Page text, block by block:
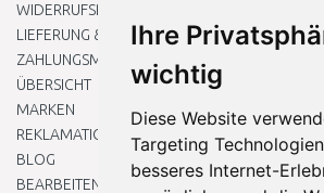
Ihre
wichtig
Diese Website
Targeting
besseres Internet-
WIDERRUFSRECHT
LIEFERUNG & ZAHLUNG
ZAHLUNGSMETHODEN
ÜBERSICHT
MARKEN
REKLAMATIONEN UND RETOUREN
BLOG
BEARBEITEN SIE MEINE COOKIE-